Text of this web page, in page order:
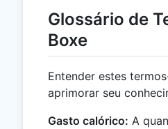
Glossário de
Boxe
Entender estes
aprimorar seu
Gasto calórico: A